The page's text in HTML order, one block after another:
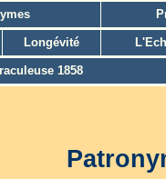
Longévité
1858